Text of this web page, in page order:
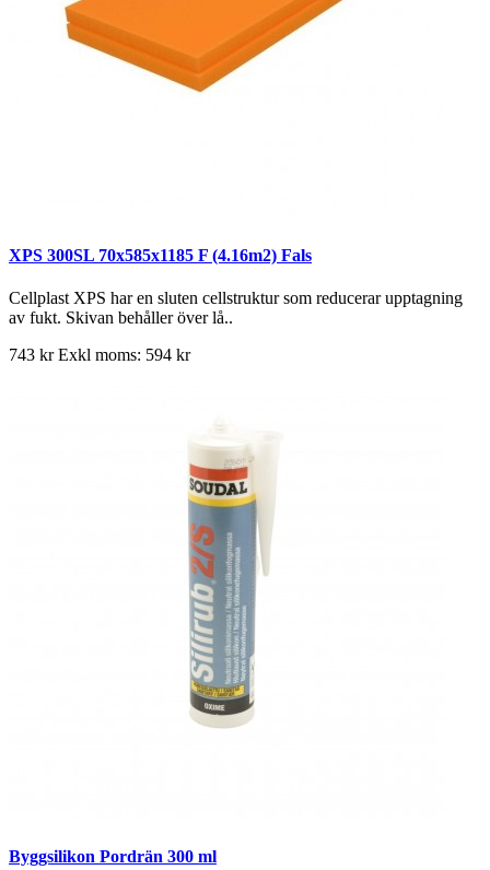
XPS 300SL 70x585x1185 F (4.16m2) Fals
Cellplast XPS har en sluten cellstruktur som reducerar upptagning
av fukt. Skivan behåller över lå..
743 krExkl moms: 594 kr
Byggsilikon Pordrän 300 ml